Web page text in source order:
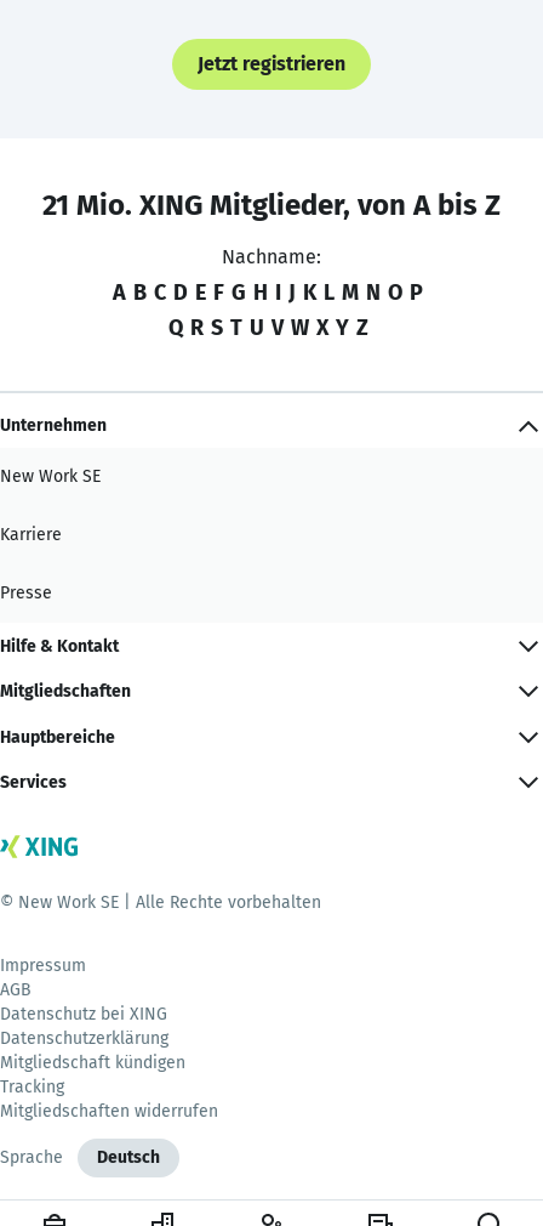
Jetzt registrieren
21 Mio. XING Mitglieder, von A bis Z
Nachname:
A B C D E F G H I J K L M N O P
Q R S T U V W X Y Z
Unternehmen
New Work SE
Karriere
Presse
Hilfe & Kontakt
Mitgliedschaften
Hauptbereiche
Services
© New Work SE | Alle Rechte vorbehalten
Impressum
AGB
Datenschutz bei XING
Datenschutzerklärung
Mitgliedschaft kündigen
Tracking
Mitgliedschaften widerrufen
Sprache Deutsch